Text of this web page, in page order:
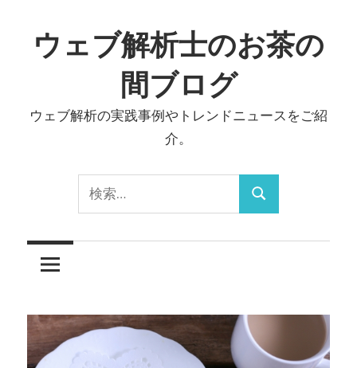
ン
へ
ウェブ解析士のお茶の
間ブログ
ウェブ解析の実践事例やトレンドニュースをご紹
介。
索:
検